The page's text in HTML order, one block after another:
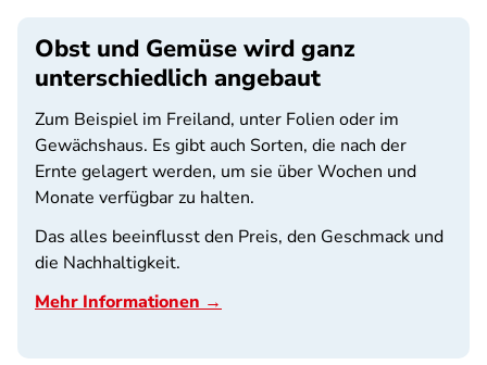
Obst und Gemüse wird ganz
unterschiedlich angebaut
Zum Beispiel im Freiland, unter Folien oder im
Gewächshaus. Es gibt auch Sorten, die nach der
Ernte gelagert werden, um sie über Wochen und
Monate verfügbar zu halten.
Das alles beeinflusst den Preis, den Geschmack und
die Nachhaltigkeit.
Mehr Informationen →